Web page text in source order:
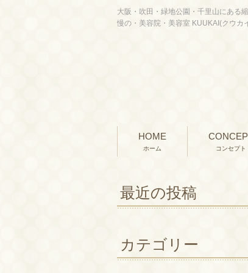
大阪・吹田・緑地公園・千里山にある
慢の・美容院・美容室 KUUKAI(クウカ
HOME
ホーム コンセプト
最近の投稿
カテゴリー